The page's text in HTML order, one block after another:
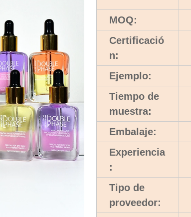
MOQ:
Certificació
n:
Ejemplo:
Tiempo de
muestra:
Embalaje:
Experiencia
:
Tipo de
proveedor: